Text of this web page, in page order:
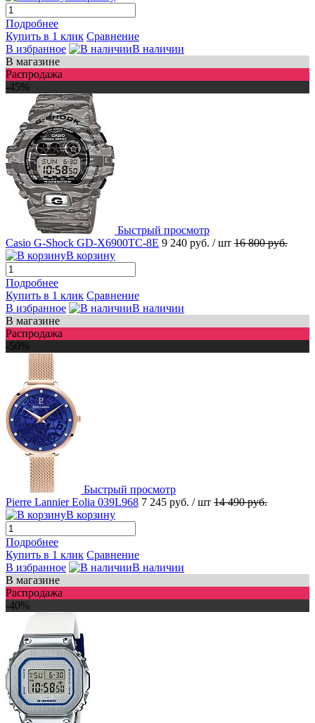
Подробнее
Купить в 1 клик Сравнение
В избранное
В наличии
В магазине
Распродажа
-45%
Быстрый просмотр
Casio G-Shock GD-X6900TC-8E 9 240 руб. / шт 16 800 руб.
В корзину
Подробнее
Купить в 1 клик Сравнение
В избранное
В наличии
В магазине
Распродажа
-50%
Быстрый просмотр
Pierre Lannier Eolia 039L968 7 245 руб. / шт 14 490 руб.
В корзину
Подробнее
Купить в 1 клик Сравнение
В избранное
В наличии
В магазине
Распродажа
-40%